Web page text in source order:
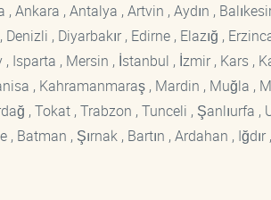
Ankara , Antalya , Artvin , Aydın ,
, Diyarbakır , Edirne , Elazığ ,
Isparta , Mersin , İstanbul , İzmir , Kars ,
, Kahramanmaraş , Mardin , Muğla ,
, Tokat , Trabzon , Tunceli , Şanlıurfa ,
Batman , Şırnak , Bartın , Ardahan ,